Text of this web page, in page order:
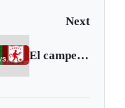
Next
El campeón se los puso de ruana